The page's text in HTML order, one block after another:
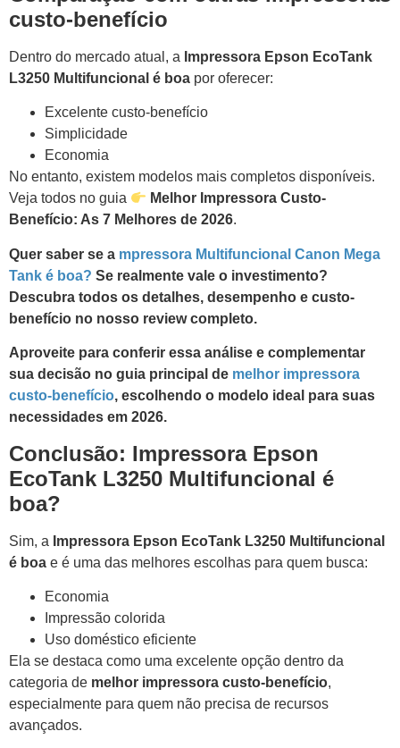
custo-benefício
Dentro do mercado atual, a Impressora Epson EcoTank
L3250 Multifuncional é boa por oferecer:
Excelente custo-benefício
Simplicidade
Economia
No entanto, existem modelos mais completos disponíveis.
Veja todos no guia
Melhor Impressora Custo-
Benefício: As 7 Melhores de 2026.
Quer saber se a mpressora Multifuncional Canon Mega
Tank é boa? Se realmente vale o investimento?
Descubra todos os detalhes, desempenho e custo-
benefício no nosso review completo.
Aproveite para conferir essa análise e complementar
sua decisão no guia principal de melhor impressora
custo-benefício, escolhendo o modelo ideal para suas
necessidades em 2026.
Conclusão: Impressora Epson
EcoTank L3250 Multifuncional é
boa?
Sim, a Impressora Epson EcoTank L3250 Multifuncional
é boa e é uma das melhores escolhas para quem busca:
Economia
Impressão colorida
Uso doméstico eficiente
Ela se destaca como uma excelente opção dentro da
categoria de melhor impressora custo-benefício,
especialmente para quem não precisa de recursos
avançados.